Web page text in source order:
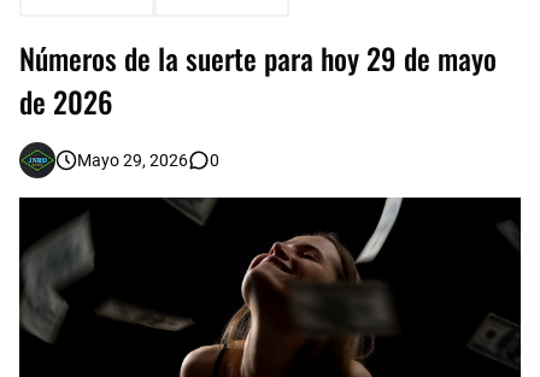
Números de la suerte para hoy 29 de Mayo de 2025
Números de la suerte para hoy 16 de mayo de 2026
Números de la suerte para hoy 29 de mayo
de 2026
Mayo 29, 2026 0